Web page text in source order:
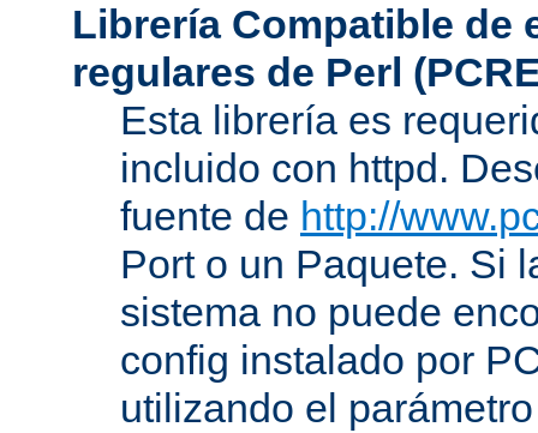
Librería Compatible de
regulares de Perl
Esta librería es
incluido con httpd.
fuente de http://
Port o un Paquete. Si
sistema no puede
config instalado por
utilizando el parámetro